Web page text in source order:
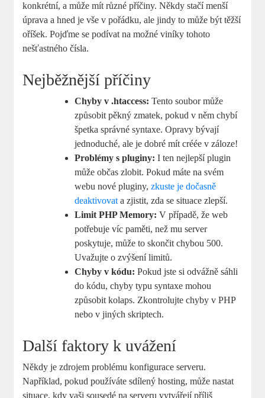
konkrétní, a může mít různé příčiny. Někdy stačí menší
úprava a hned je vše v pořádku, ale jindy to může být těžší
oříšek. Pojďme se podívat na možné viníky tohoto
nešťastného čísla.
Nejběžnější příčiny
Chyby v .htaccess: Tento soubor může
způsobit pěkný zmatek, pokud v něm chybí
špetka správné syntaxe. Opravy bývají
jednoduché, ale je dobré mít créée v záloze!
Problémy s pluginy: I ten nejlepší plugin
může občas zlobit. Pokud máte na svém
webu nové pluginy,zkuste je dočasně
deaktivovat a zjistit, zda se situace zlepší.
Limit PHP Memory: V případě, že web
potřebuje víc paměti, než mu server
poskytuje, může to skončit chybou 500.
Uvažujte o zvýšení limitů.
Chyby v kódu: Pokud jste si odvážně sáhli
do kódu, chyby typu syntaxe mohou
způsobit kolaps. Zkontrolujte chyby v PHP
nebo v jiných skriptech.
Další faktory k uvážení
Někdy je zdrojem problému konfigurace serveru.
Například, pokud používáte sdílený hosting, může nastat
situace, kdy vaši sousedé na serveru vytvářejí příliš